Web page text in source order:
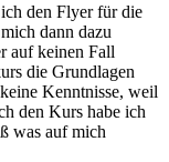
den Flyer für die
dann dazu
auf keinen Fall
die Grundlagen
Kenntnisse, weil
den Kurs habe ich
was auf mich